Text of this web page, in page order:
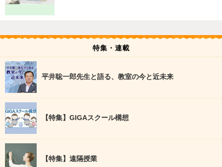
特集・連載
平井聡一郎先生と語る、教室の今と近未来
【特集】GIGAスクール構想
【特集】遠隔授業